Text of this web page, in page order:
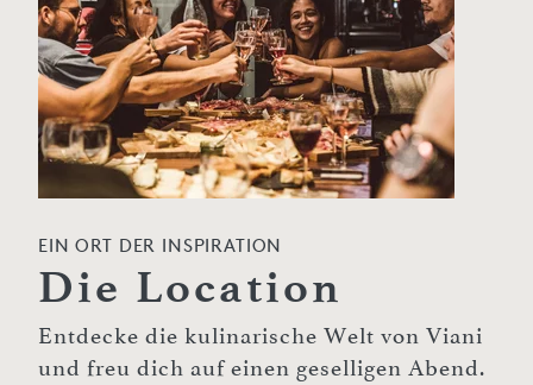
EIN ORT DER INSPIRATION
Die Location
Entdecke die kulinarische Welt von Viani
und freu dich auf einen geselligen Abend.